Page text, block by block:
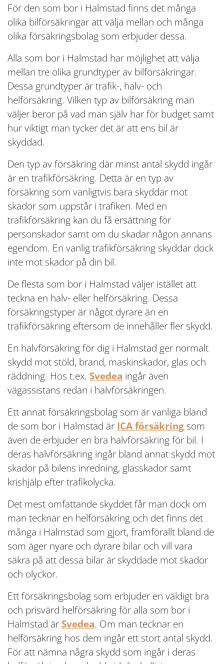
För den som bor i Halmstad finns det många
olika bilförsäkringar att välja mellan och många
olika försäkringsbolag som erbjuder dessa.
Alla som bor i Halmstad har möjlighet att välja
mellan tre olika grundtyper av bilförsäkringar.
Dessa grundtyper är trafik-, halv- och
helförsäkring. Vilken typ av bilförsäkring man
väljer beror på vad man själv har för budget samt
hur viktigt man tycker det är att ens bil är
skyddad.
Den typ av försäkring där minst antal skydd ingår
är en trafikförsäkring. Detta är en typ av
försäkring som vanligtvis bara skyddar mot
skador som uppstår i trafiken. Med en
trafikförsäkring kan du få ersättning för
personskador samt om du skadar någon annans
egendom. En vanlig trafikförsäkring skyddar dock
inte mot skador på din bil.
De flesta som bor i Halmstad väljer istället att
teckna en halv- eller helförsäkring. Dessa
försäkringstyper är något dyrare än en
trafikförsäkring eftersom de innehåller fler skydd.
En halvförsäkring för dig i Halmstad ger normalt
skydd mot stöld, brand, maskinskador, glas och
räddning. Hos t.ex. Svedea ingår även
vägassistans redan i halvförsäkringen.
Ett annat försäkringsbolag som är vanliga bland
de som bor i Halmstad är ICA försäkring som
även de erbjuder en bra halvförsäkring för bil. I
deras halvförsäkring ingår bland annat skydd mot
skador på bilens inredning, glasskador samt
krishjälp efter trafikolycka.
Det mest omfattande skyddet får man dock om
man tecknar en helförsäkring och det finns det
många i Halmstad som gjort, framförallt bland de
som äger nyare och dyrare bilar och vill vara
säkra på att dessa bilar är skyddade mot skador
och olyckor.
Ett försäkringsbolag som erbjuder en väldigt bra
och prisvärd helförsäkring för alla som bor i
Halmstad är Svedea. Om man tecknar en
helförsäkring hos dem ingår ett stort antal skydd.
För att nämna några skydd som ingår i deras